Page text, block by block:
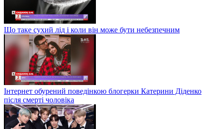
Що таке сухий лід і коли він може бути небезпечним
Інтернет обурений поведінкою блогерки Катерини Діденко
після смерті чоловіка